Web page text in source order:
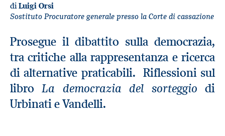
diLuigi Orsi
Sostituto Procuratore generale presso la Corte di cassazione
Prosegue il dibattito sulla democrazia,
tra critiche alla rappresentanza e ricerca
di alternative praticabili. Riflessioni sul
libroLa democrazia del sorteggio di
Urbinati e Vandelli.